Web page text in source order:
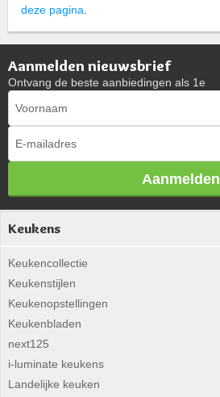
deze pagina
Aanmelden nieuwsbrief
Ontvang de beste aanbiedingen als 1e
Aanmelden
Keukens
Keukencollectie
Keukenstijlen
Keukenopstellingen
Keukenbladen
next125
i-luminate keukens
Landelijke keuken